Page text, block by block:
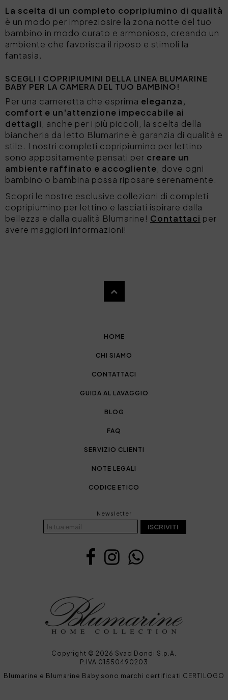
La scelta di un completo copripiumino di qualità
è un modo per impreziosire la zona notte del tuo
bambino in modo curato e armonioso, creando un
ambiente che favorisca il riposo e stimoli la
fantasia.
SCEGLI I COPRIPIUMINI DELLA LINEA BLUMARINE
BABY PER LA CAMERA DEL TUO BAMBINO!
Per una cameretta che esprima eleganza,
comfort e un'attenzione impeccabile ai
dettagli, anche per i più piccoli, la scelta della
biancheria da letto Blumarine è garanzia di qualità e
stile. I nostri completi copripiumino per lettino
sono appositamente pensati per creare un
ambiente raffinato e accogliente, dove ogni
bambino o bambina possa riposare serenamente.
Scopri le nostre esclusive collezioni di completi
copripiumino per lettino e lasciati ispirare dalla
bellezza e dalla qualità Blumarine! Contattaci per
avere maggiori informazioni!
HOME
CHI SIAMO
CONTATTACI
GUIDA AL LAVAGGIO
BLOG
FAQ
SERVIZIO CLIENTI
NOTE LEGALI
CODICE ETICO
Newsletter
ISCRIVITI
Copyright © 2026 Svad Dondi S.p.A.
P.IVA 01550490203
Blumarine e Blumarine Baby sono marchi certificati CERTILOGO